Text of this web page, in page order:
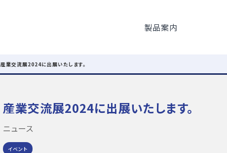
製品案内
産業交流展2024に出展いたします。
産業交流展2024に出展いたします。
ニュース
イベント